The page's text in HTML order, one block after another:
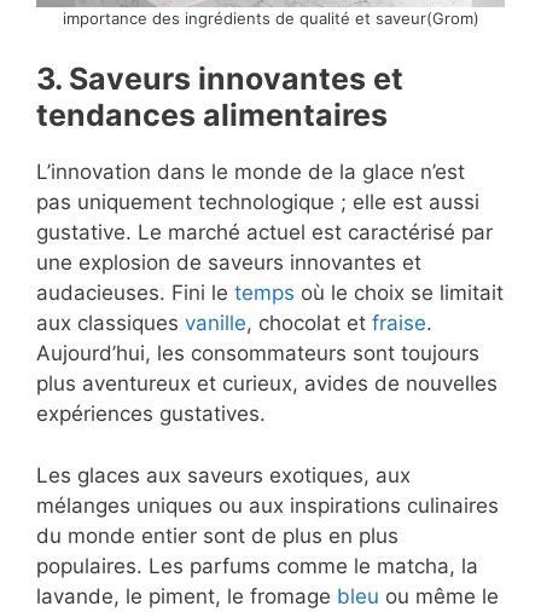
importance des ingrédients de qualité et saveur(Grom)
3. Saveurs innovantes et
tendances alimentaires
L’innovation dans le monde de la glace n’est
pas uniquement technologique ; elle est aussi
gustative. Le marché actuel est caractérisé par
une explosion de saveurs innovantes et
audacieuses. Fini le temps où le choix se limitait
aux classiques vanille, chocolat et fraise.
Aujourd’hui, les consommateurs sont toujours
plus aventureux et curieux, avides de nouvelles
expériences gustatives.
Les glaces aux saveurs exotiques, aux
mélanges uniques ou aux inspirations culinaires
du monde entier sont de plus en plus
populaires. Les parfums comme le matcha, la
lavande, le piment, le fromage bleu ou même le